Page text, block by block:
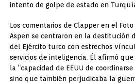
intento de golpe de estado en
Los comentarios de Clapper en el
Aspen se centraron en la destitución
del Ejército turco con estrechos
servicios de inteligencia. Él afirmó
la “capacidad de EEUU de
sino que también perjudicaba la